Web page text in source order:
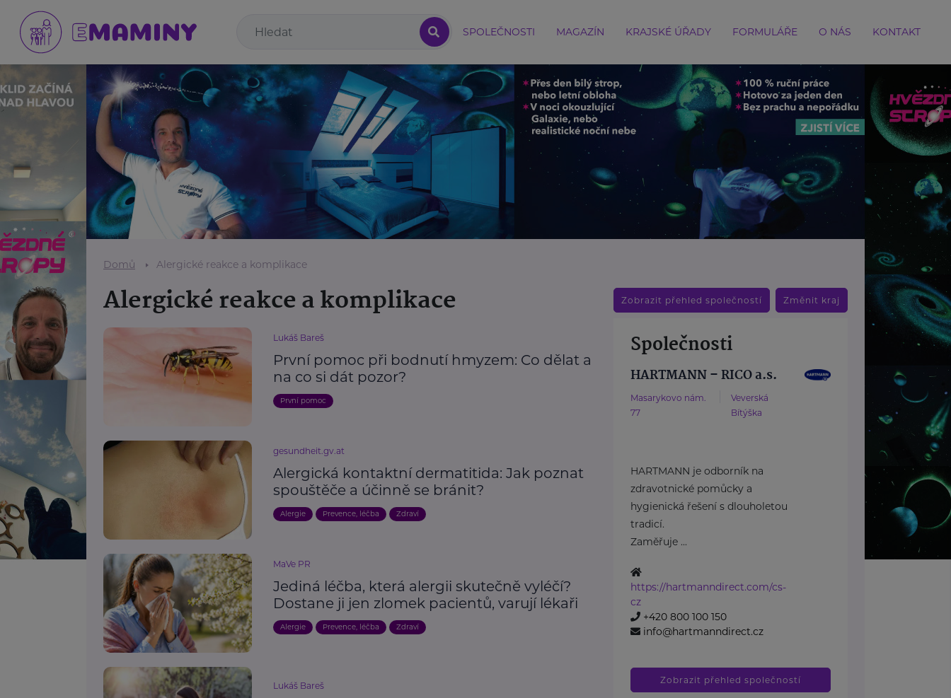
SPOLEČNOSTI MAGAZÍN KRAJSKÉ ÚŘADY FORMULÁŘE O NÁS KONTAKT
Domů Alergické reakce a komplikace
Alergické reakce a komplikace
Lukáš Bareš
První pomoc při bodnutí hmyzem: Co dělat a
na co si dát pozor?
První pomoc
gesundheit.gv.at
Alergická kontaktní dermatitida: Jak poznat
spouštěče a účinně se bránit?
Alergie Prevence, léčba Zdraví
MaVe PR
Jediná léčba, která alergii skutečně vyléčí?
Dostane ji jen zlomek pacientů, varují lékaři
Alergie Prevence, léčba Zdraví
Lukáš Bareš
Zobrazit přehled společností Změnit kraj
Společnosti
HARTMANN – RICO a.s.
Masarykovo nám.
77
Veverská
Bítýška
HARTMANN je odborník na
zdravotnické pomůcky a
hygienická řešení s dlouholetou
tradicí.
Zaměřuje ...
https://hartmanndirect.com/cs-
cz
+420 800 100 150
info@hartmanndirect.cz
Zobrazit přehled společností